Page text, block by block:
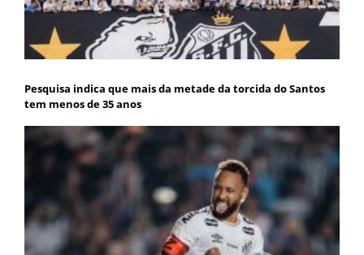
Pesquisa indica que mais da metade da torcida do Santos
tem menos de 35 anos